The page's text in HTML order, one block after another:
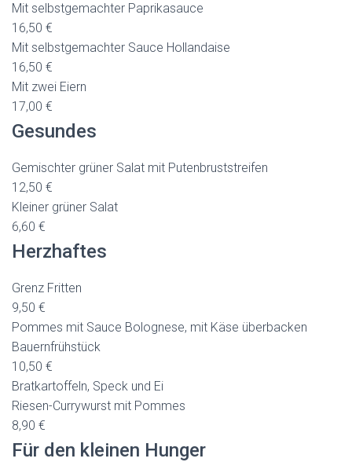
Mit selbstgemachter Paprikasauce
16,50 €
Mit selbstgemachter Sauce Hollandaise
16,50 €
Mit zwei Eiern
17,00 €
Gesundes
Gemischter grüner Salat mit Putenbruststreifen
12,50 €
Kleiner grüner Salat
6,60 €
Herzhaftes
Grenz Fritten
9,50 €
Pommes mit Sauce Bolognese, mit Käse überbacken
Bauernfrühstück
10,50 €
Bratkartoffeln, Speck und Ei
Riesen-Currywurst mit Pommes
8,90 €
Für den kleinen Hunger